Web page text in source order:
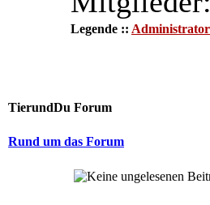
Legende ::
TierundDu Forum
Rund um das Forum